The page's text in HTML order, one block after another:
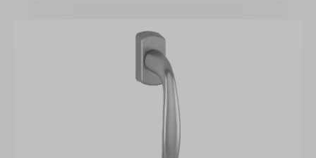
+4964289320, info@hoppe.com